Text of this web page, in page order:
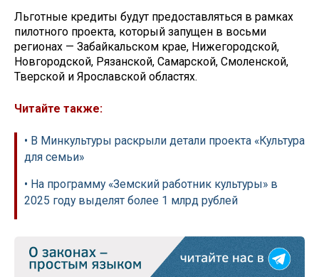
Льготные кредиты будут предоставляться в рамках
пилотного проекта, который запущен в восьми
регионах — Забайкальском крае, Нижегородской,
Новгородской, Рязанской, Самарской, Смоленской,
Тверской и Ярославской областях.
Читайте также:
• В Минкультуры раскрыли детали проекта «Культура
для семьи»
• На программу «Земский работник культуры» в
2025 году выделят более 1 млрд рублей